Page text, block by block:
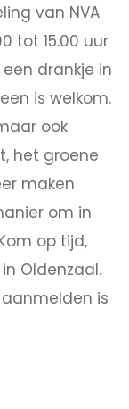
van NVA
tot 15.00 uur
drankje in
is welkom.
ook
het groene
maken
om in
op tijd,
Oldenzaal.
is